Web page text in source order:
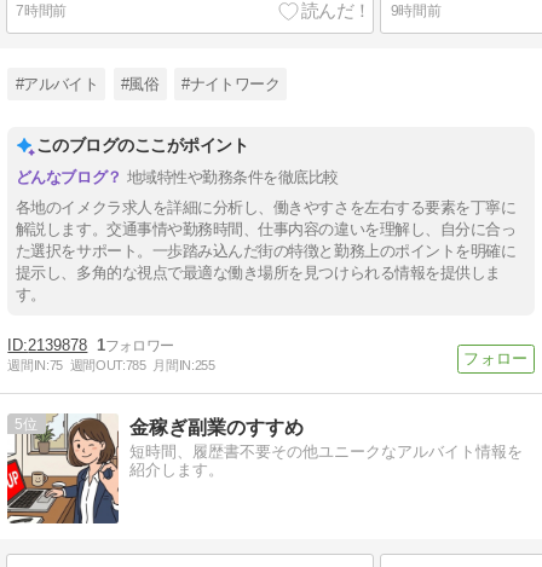
7時間前 9時間前
#アルバイト #風俗 #ナイトワーク
このブログのここがポイント
地域特性や勤務条件を徹底比較
各地のイメクラ求人を詳細に分析し、働きやすさを左右する要素を丁寧に
解説します。交通事情や勤務時間、仕事内容の違いを理解し、自分に合っ
た選択をサポート。一歩踏み込んだ街の特徴と勤務上のポイントを明確に
提示し、多角的な視点で最適な働き場所を見つけられる情報を提供しま
す。
2139878 1
週間IN:75 週間OUT:785 月間IN:255
5 金稼ぎ副業のすすめ
短時間、履歴書不要その他ユニークなアルバイト情報を
紹介します。